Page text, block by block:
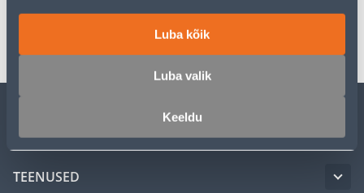
Luba kõik
Luba valik
Keeldu
TEENUSED